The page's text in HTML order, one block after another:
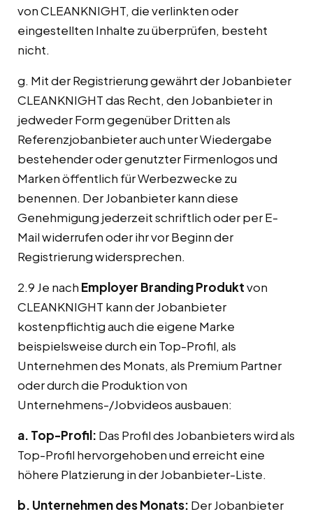
von CLEANKNIGHT, die verlinkten oder
eingestellten Inhalte zu überprüfen, besteht
nicht.
g. Mit der Registrierung gewährt der Jobanbieter
CLEANKNIGHT das Recht, den Jobanbieter in
jedweder Form gegenüber Dritten als
Referenzjobanbieter auch unter Wiedergabe
bestehender oder genutzter Firmenlogos und
Marken öffentlich für Werbezwecke zu
benennen. Der Jobanbieter kann diese
Genehmigung jederzeit schriftlich oder per E-
Mail widerrufen oder ihr vor Beginn der
Registrierung widersprechen.
2.9 Je nach Employer Branding Produktvon
CLEANKNIGHT kann der Jobanbieter
kostenpflichtig auch die eigene Marke
beispielsweise durch ein Top-Profil, als
Unternehmen des Monats, als Premium Partner
oder durch die Produktion von
Unternehmens-/Jobvideos ausbauen:
a. Top-Profil: Das Profil des Jobanbieters wird als
Top-Profil hervorgehoben und erreicht eine
höhere Platzierung in der Jobanbieter-Liste.
b. Unternehmen des Monats: Der Jobanbieter